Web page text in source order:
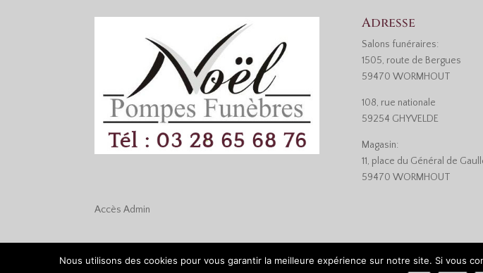
AccèsAdmin
Adresse
Salons funéraires:
1505, route de Bergues
59470 WORMHOUT
108, rue nationale
59254 GHYVELDE
Magasin:
11, place du Général de
59470 WORMHOUT
Nous utilisons des cookies pour vous garantir la meilleure expérience sur notre site. Si vous